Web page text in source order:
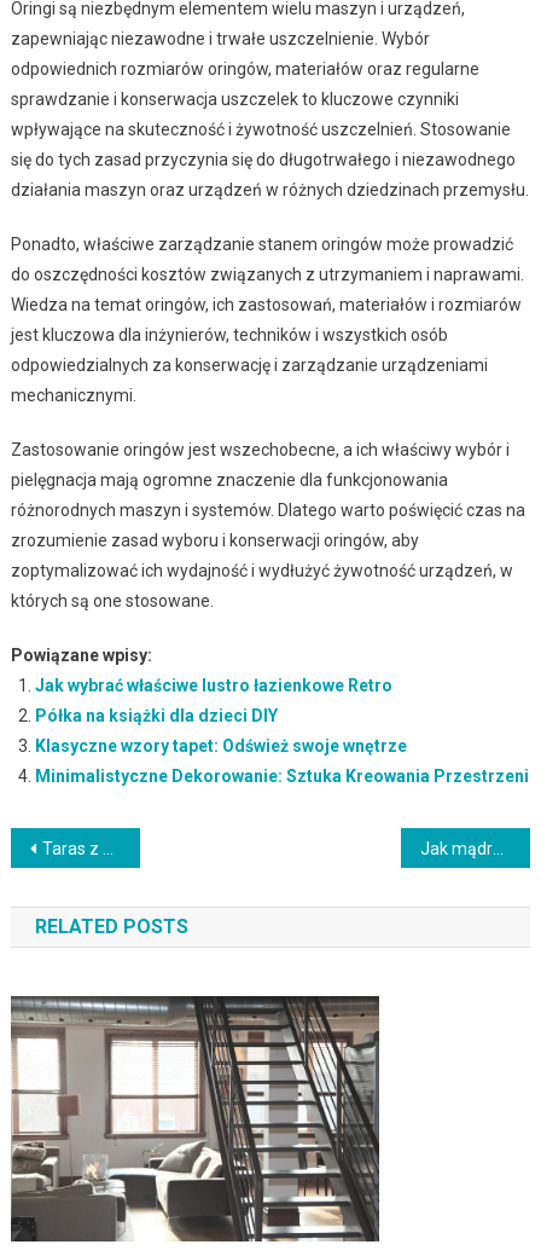
Oringi są niezbędnym elementem wielu maszyn i urządzeń,
zapewniając niezawodne i trwałe uszczelnienie. Wybór
odpowiednich rozmiarów oringów, materiałów oraz regularne
sprawdzanie i konserwacja uszczelek to kluczowe czynniki
wpływające na skuteczność i żywotność uszczelnień. Stosowanie
się do tych zasad przyczynia się do długotrwałego i niezawodnego
działania maszyn oraz urządzeń w różnych dziedzinach przemysłu.
Ponadto, właściwe zarządzanie stanem oringów może prowadzić
do oszczędności kosztów związanych z utrzymaniem i naprawami.
Wiedza na temat oringów, ich zastosowań, materiałów i rozmiarów
jest kluczowa dla inżynierów, techników i wszystkich osób
odpowiedzialnych za konserwację i zarządzanie urządzeniami
mechanicznymi.
Zastosowanie oringów jest wszechobecne, a ich właściwy wybór i
pielęgnacja mają ogromne znaczenie dla funkcjonowania
różnorodnych maszyn i systemów. Dlatego warto poświęcić czas na
zrozumienie zasad wyboru i konserwacji oringów, aby
zoptymalizować ich wydajność i wydłużyć żywotność urządzeń, w
których są one stosowane.
Powiązane wpisy:
Jak wybrać właściwe lustro łazienkowe Retro
Półka na książki dla dzieci DIY
Klasyczne wzory tapet: Odśwież swoje wnętrze
Minimalistyczne Dekorowanie: Sztuka Kreowania Przestrzeni
Nawigacja
wpisu
Taras z desek kompozytowych: Klucz do pięknej przestrzeni na świeżym powietrzu Jak mądrze wybrać deski podłogowe, by cieszyć się pięknem i trwałością?
RELATED POSTS